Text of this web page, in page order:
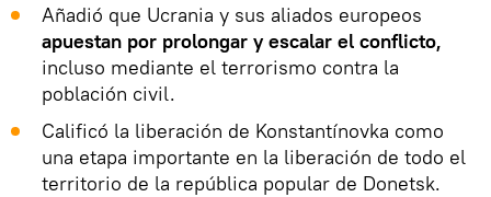
Añadió que Ucrania y sus aliados europeos
apuestan por prolongar y escalar el conflicto,
incluso mediante el terrorismo contra la
población civil.
Calificó la liberación de Konstantínovka como
una etapa importante en la liberación de todo el
territorio de la república popular de Donetsk.